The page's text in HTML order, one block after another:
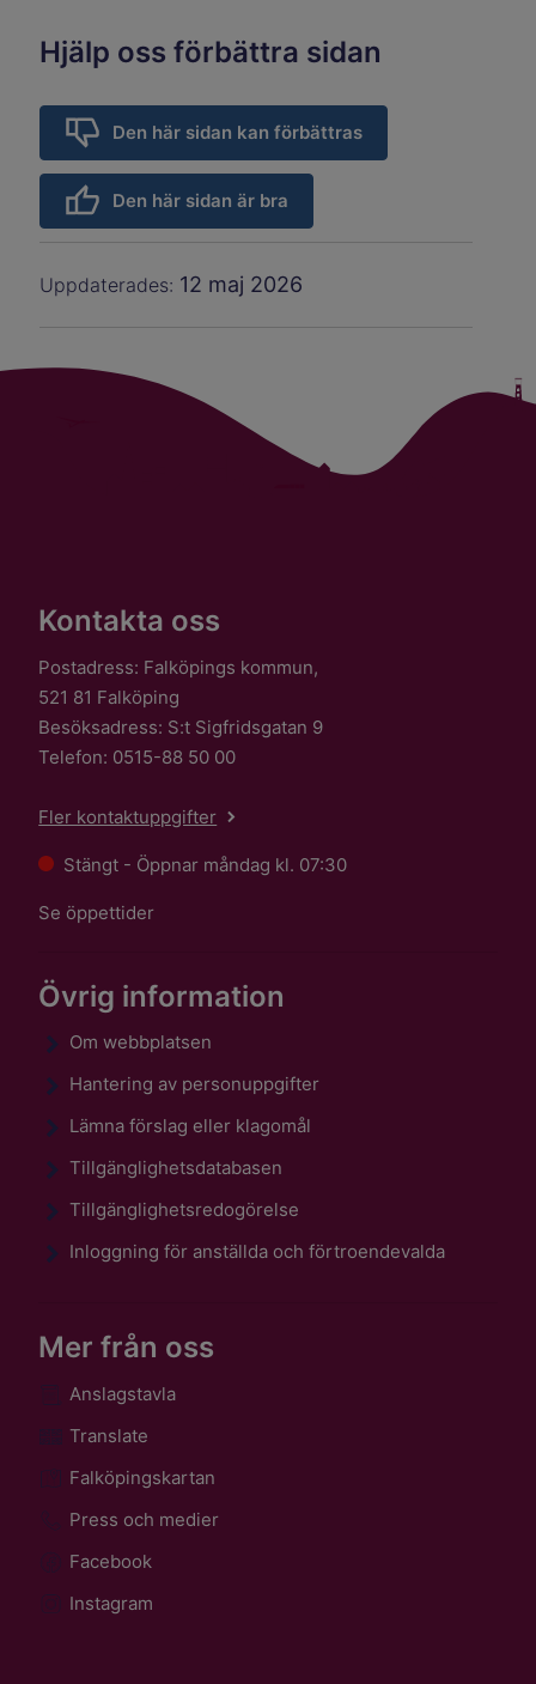
Hjälp oss förbättra sidan
Den här sidan kan förbättras
Den här sidan är bra
Uppdaterades: 12 maj 2026
Kontakta oss
Postadress: Falköpings kommun,
521 81 Falköping
Besöksadress: S:t Sigfridsgatan 9
Telefon: 0515-88 50 00
Fler kontaktuppgifter
Stängt - Öppnar måndag kl. 07:30
Se öppettider
Övrig information
Om webbplatsen
Hantering av personuppgifter
Lämna förslag eller klagomål
Tillgänglighetsdatabasen
Tillgänglighetsredogörelse
Inloggning för anställda och förtroendevalda
Mer från oss
Anslagstavla
Translate
Falköpingskartan
Press och medier
Facebook
Instagram